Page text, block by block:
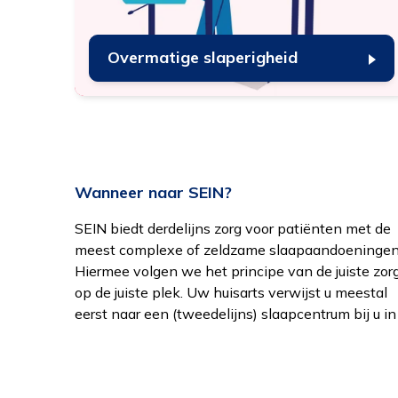
Overmatige slaperigheid
Wanneer naar SEIN?
SEIN biedt derdelijns zorg voor patiënten met de
meest complexe of zeldzame
Hiermee volgen we het principe van de juiste
op de juiste plek. Uw huisarts verwijst u meestal
eerst naar een (tweedelijns) slaapcentrum bij u in
de buurt. Bij sommige specifieke verdenkingen of
klachten kan de huisarts u wel direct naar
verwijzen. Bijvoorbeeld als u meerdere of
aandoeningen heeft of bij verdenking op
narcolepsie of REM- slaapgedragsstoornis. Wij
combineren specialistische kennis, uitgebreide
diagnostiek en de nieuwste inzichten uit
wetenschappelijk onderzoek om u zo